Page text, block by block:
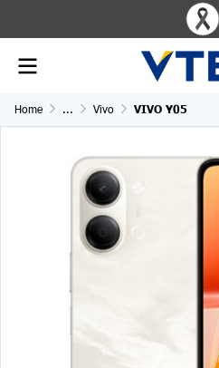
Home ... Vivo VIVO Y05